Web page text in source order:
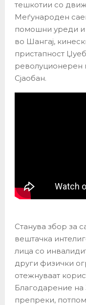
тешкотии со
Меѓународен
помошни уреди и
во Шангај,
пристапност
револуционерен
Сјаобан.
Станува збор за
вештачка
лица со
други физички
отежнуваат
Благодарение на
препреки,